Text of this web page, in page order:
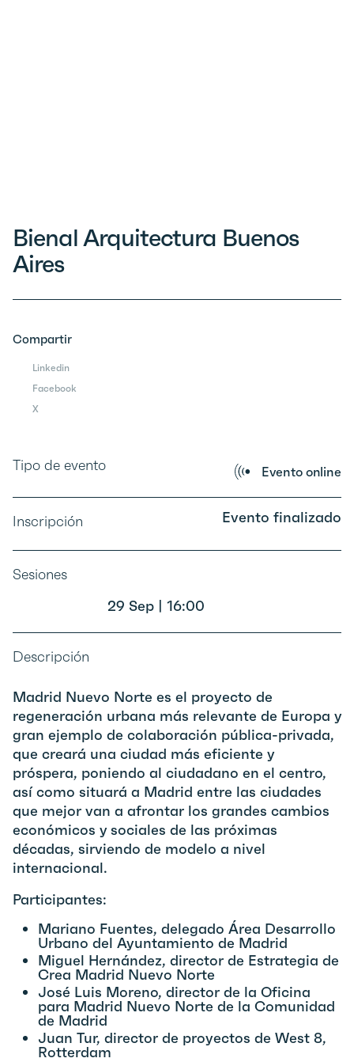
Bienal Arquitectura Buenos
Aires
Compartir
Linkedin
Facebook
X
Tipo de evento Evento online
Inscripción Evento finalizado
Sesiones
29 Sep | 16:00
Descripción
Madrid Nuevo Norte es el proyecto de
regeneración urbana más relevante de Europa y
gran ejemplo de colaboración pública-privada,
que creará una ciudad más eficiente y
próspera, poniendo al ciudadano en el centro,
así como situará a Madrid entre las ciudades
que mejor van a afrontar los grandes cambios
económicos y sociales de las próximas
décadas, sirviendo de modelo a nivel
internacional.
Participantes:
Mariano Fuentes, delegado Área Desarrollo
Urbano del Ayuntamiento de Madrid
Miguel Hernández, director de Estrategia de
Crea Madrid Nuevo Norte
José Luis Moreno, director de la Oficina
para Madrid Nuevo Norte de la Comunidad
de Madrid
Juan Tur, director de proyectos de West 8,
Rotterdam